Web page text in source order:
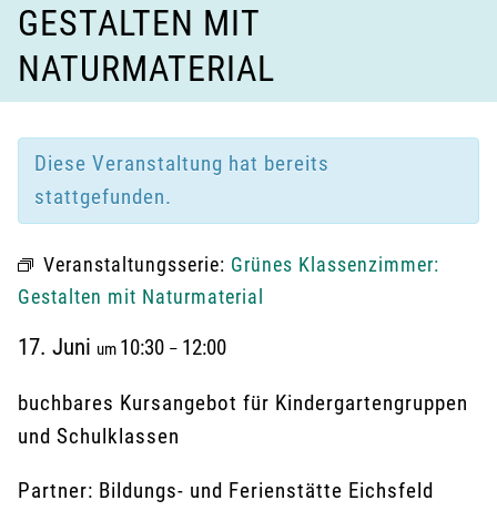
GESTALTEN MIT
NATURMATERIAL
Diese Veranstaltung hat bereits
stattgefunden.
Veranstaltungsserie: Grünes Klassenzimmer:
Gestalten mit Naturmaterial
17. Juni um 10:30 – 12:00
buchbares Kursangebot für Kindergartengruppen
und Schulklassen
Partner: Bildungs- und Ferienstätte Eichsfeld